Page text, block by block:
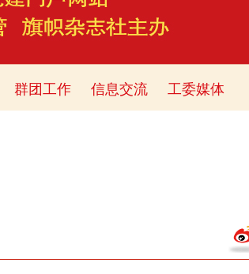
群团工作 信息交流 工委媒体